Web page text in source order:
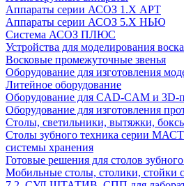
Аппараты серии АСОЗ 1.Х АРТ
Аппараты серии АСОЗ 5.Х НЬЮ
Система АСОЗ ПЛЮС
Устройства для моделирования
Восковые промежуточные звенья
Оборудование для изготовления
Литейное оборудование
Оборудование для CAD-CAM и 3D-
Оборудование для изготовления
Cтолы, светильники, вытяжки,
Столы зубного техника серии
системы хранения
Готовые решения для столов
Мобильные столы, столики,